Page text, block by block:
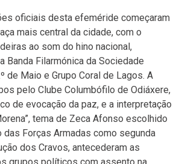
oficiais desta efeméride começaram
mais central da cidade, com o
ao som do hino nacional,
Banda Filarmónica da Sociedade
de Maio e Grupo Coral de Lagos. A
pelo Clube Columbófilo de Odiáxere,
de evocação da paz, e a interpretação
tema de Zeca Afonso escolhido
Forças Armadas como segunda
dos Cravos, antecederam as
grupos políticos com assento na